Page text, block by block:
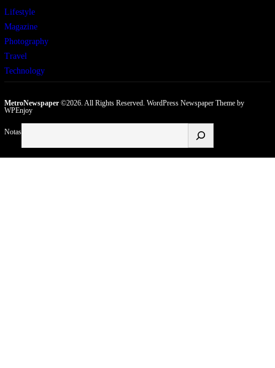
Lifestyle
Magazine
Photography
Travel
Technology
MetroNewspaper©2026. All Rights Reserved. WordPress Newspaper Themeby
WPEnjoy
Notas